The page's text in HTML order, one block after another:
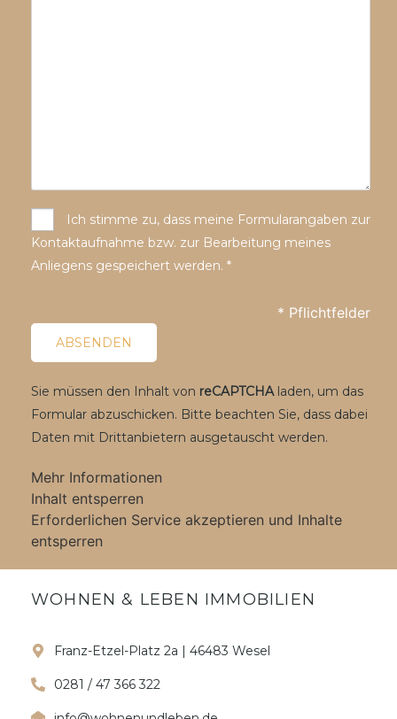
Ich stimme zu, dass meine Formularangaben zur
Kontaktaufnahme bzw. zur Bearbeitung meines
Anliegens gespeichert werden. *
* Pflichtfelder
Sie müssen den Inhalt von reCAPTCHAladen, um das
Formular abzuschicken. Bitte beachten Sie, dass dabei
Daten mit Drittanbietern ausgetauscht werden.
Mehr Informationen
Inhalt entsperren
Erforderlichen Service akzeptieren und Inhalte
entsperren
WOHNEN & LEBEN IMMOBILIEN
Franz-Etzel-Platz 2a | 46483 Wesel
0281 / 47 366 322